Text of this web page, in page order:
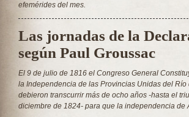
efemérides del mes.
Las jornadas de la
según Paul Groussac
El 9 de julio de 1816 el Congreso General
la Independencia de las Provincias Unidas del
debieron transcurrir más de ocho años -hasta el
diciembre de 1824- para que la independencia